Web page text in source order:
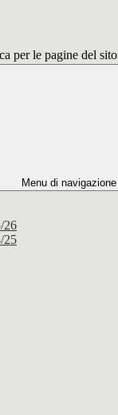
per le pagine del sito
Menu di navigazione
26
25